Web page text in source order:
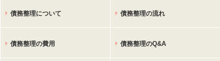
債務整理について 債務整理の流れ
債務整理の費用 債務整理のQ&A